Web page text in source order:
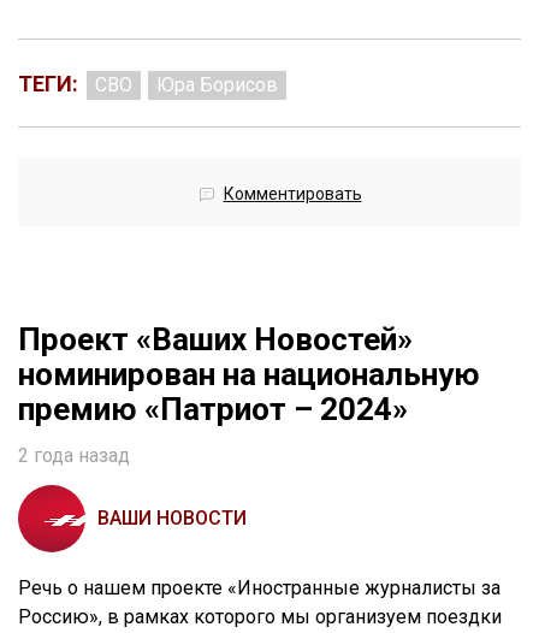
ТЕГИ: СВО Юра Борисов
Комментировать
Проект «Ваших Новостей»
номинирован на национальную
премию «Патриот – 2024»
2 года назад
ВАШИ НОВОСТИ
Речь о нашем проекте «Иностранные журналисты за
Россию», в рамках которого мы организуем поездки